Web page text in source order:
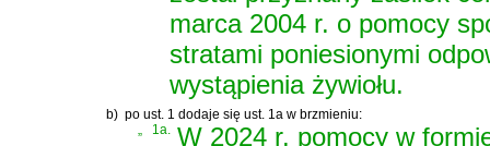
marca 2004 r. o pomocy
stratami poniesionymi
wystąpienia żywiołu.
b) po ust. 1 dodaje się ust. 1a w brzmieniu:
„
1a. W 2024 r. pomocy w